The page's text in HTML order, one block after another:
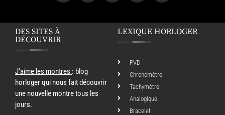
DES SITES À
DÉCOUVRIR
J’aime les montres : blog
horloger qui nous fait découvrir
une nouvelle montre tous les
jours.
LEXIQUE HORLOGER
PVD
Chronomètre
Tachymètre
Analogique
Bracelet